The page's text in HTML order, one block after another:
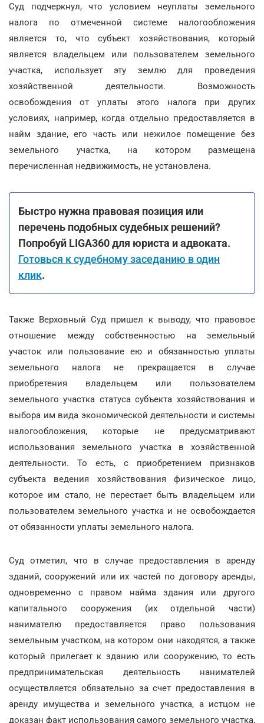
Суд подчеркнул, что условием неуплаты земельного
налога по отмеченной системе налогообложения
является то, что субъект хозяйствования, который
является владельцем или пользователем земельного
участка, использует эту землю для проведения
хозяйственной деятельности. Возможность
освобождения от уплаты этого налога при других
условиях, например, когда отдельно предоставляется в
найм здание, его часть или нежилое помещение без
земельного участка, на котором размещена
перечисленная недвижимость, не установлена.
Быстро нужна правовая позиция или
перечень подобных судебных решений?
Попробуй LIGA360 для юриста и адвоката.
Готовься к судебному заседанию в один
клик.
Также Верховный Суд пришел к выводу, что правовое
отношение между собственностью на земельный
участок или пользование ею и обязанностью уплаты
земельного налога не прекращается в случае
приобретения владельцем или пользователем
земельного участка статуса субъекта хозяйствования и
выбора им вида экономической деятельности и системы
налогообложения, которые не предусматривают
использования земельного участка в хозяйственной
деятельности. То есть, с приобретением признаков
субъекта ведения хозяйствования физическое лицо,
которое им стало, не перестает быть владельцем или
пользователем земельного участка и не освобождается
от обязанности уплаты земельного налога.
Суд отметил, что в случае предоставления в аренду
зданий, сооружений или их частей по договору аренды,
одновременно с правом найма здания или другого
капитального сооружения (их отдельной части)
нанимателю предоставляется право пользования
земельным участком, на котором они находятся, а также
который прилегает к зданию или сооружению, то есть
предпринимательская деятельность нанимателей
осуществляется обязательно за счет предоставления в
аренду имущества и земельного участка, а истцом не
доказан факт использования самого земельного участка,